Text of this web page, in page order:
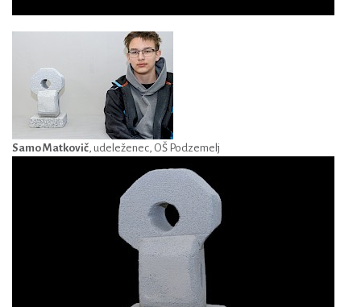
Samo Matkovič, udeleženec, OŠ Podzemelj